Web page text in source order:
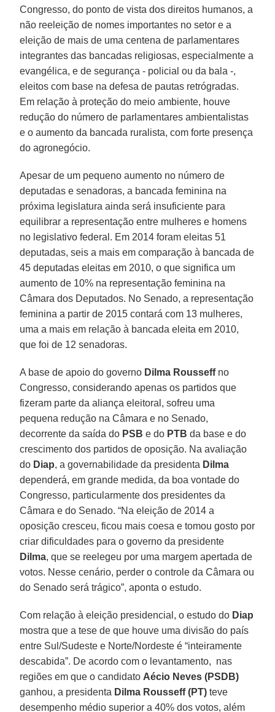
Congresso, do ponto de vista dos direitos humanos, a
não reeleição de nomes importantes no setor e a
eleição de mais de uma centena de parlamentares
integrantes das bancadas religiosas, especialmente a
evangélica, e de segurança - policial ou da bala -,
eleitos com base na defesa de pautas retrógradas.
Em relação à proteção do meio ambiente, houve
redução do número de parlamentares ambientalistas
e o aumento da bancada ruralista, com forte presença
do agronegócio.
Apesar de um pequeno aumento no número de
deputadas e senadoras, a bancada feminina na
próxima legislatura ainda será insuficiente para
equilibrar a representação entre mulheres e homens
no legislativo federal. Em 2014 foram eleitas 51
deputadas, seis a mais em comparação à bancada de
45 deputadas eleitas em 2010, o que significa um
aumento de 10% na representação feminina na
Câmara dos Deputados. No Senado, a representação
feminina a partir de 2015 contará com 13 mulheres,
uma a mais em relação à bancada eleita em 2010,
que foi de 12 senadoras.
A base de apoio do governo Dilma Rousseffno
Congresso, considerando apenas os partidos que
fizeram parte da aliança eleitoral, sofreu uma
pequena redução na Câmara e no Senado,
decorrente da saída do PSB e do PTB da base e do
crescimento dos partidos de oposição. Na avaliação
do Diap, a governabilidade da presidenta Dilma
dependerá, em grande medida, da boa vontade do
Congresso, particularmente dos presidentes da
Câmara e do Senado. “Na eleição de 2014 a
oposição cresceu, ficou mais coesa e tomou gosto por
criar dificuldades para o governo da presidente
Dilma, que se reelegeu por uma margem apertada de
votos. Nesse cenário, perder o controle da Câmara ou
do Senado será trágico”, aponta o estudo.
Com relação à eleição presidencial, o estudo do Diap
mostra que a tese de que houve uma divisão do país
entre Sul/Sudeste e Norte/Nordeste é “inteiramente
descabida”. De acordo com o levantamento, nas
regiões em que o candidato Aécio Neves (PSDB)
ganhou, a presidenta Dilma Rousseff (PT) teve
desempenho médio superior a 40% dos votos, além